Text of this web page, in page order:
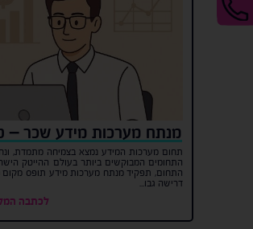
תחום מערכות המידע נמצא בצמיחה מתמדת,
התחומים המבוקשים ביותר בעולם ההייטק
התחום, תפקיד מנתח מערכות מידע תופס מקום
דרישה גבו...
לכתבה